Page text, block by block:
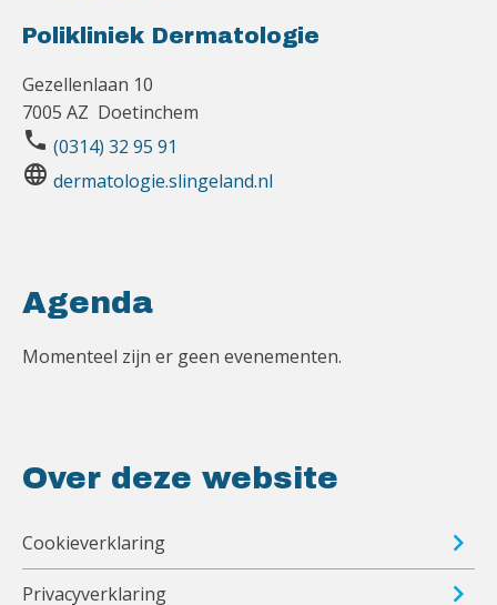
Polikliniek Dermatologie
Gezellenlaan 10
7005 AZ Doetinchem
phone (0314) 32 95 91
language dermatologie.slingeland.nl
Agenda
Momenteel zijn er geen evenementen.
Over deze website
Cookieverklaring
Privacyverklaring